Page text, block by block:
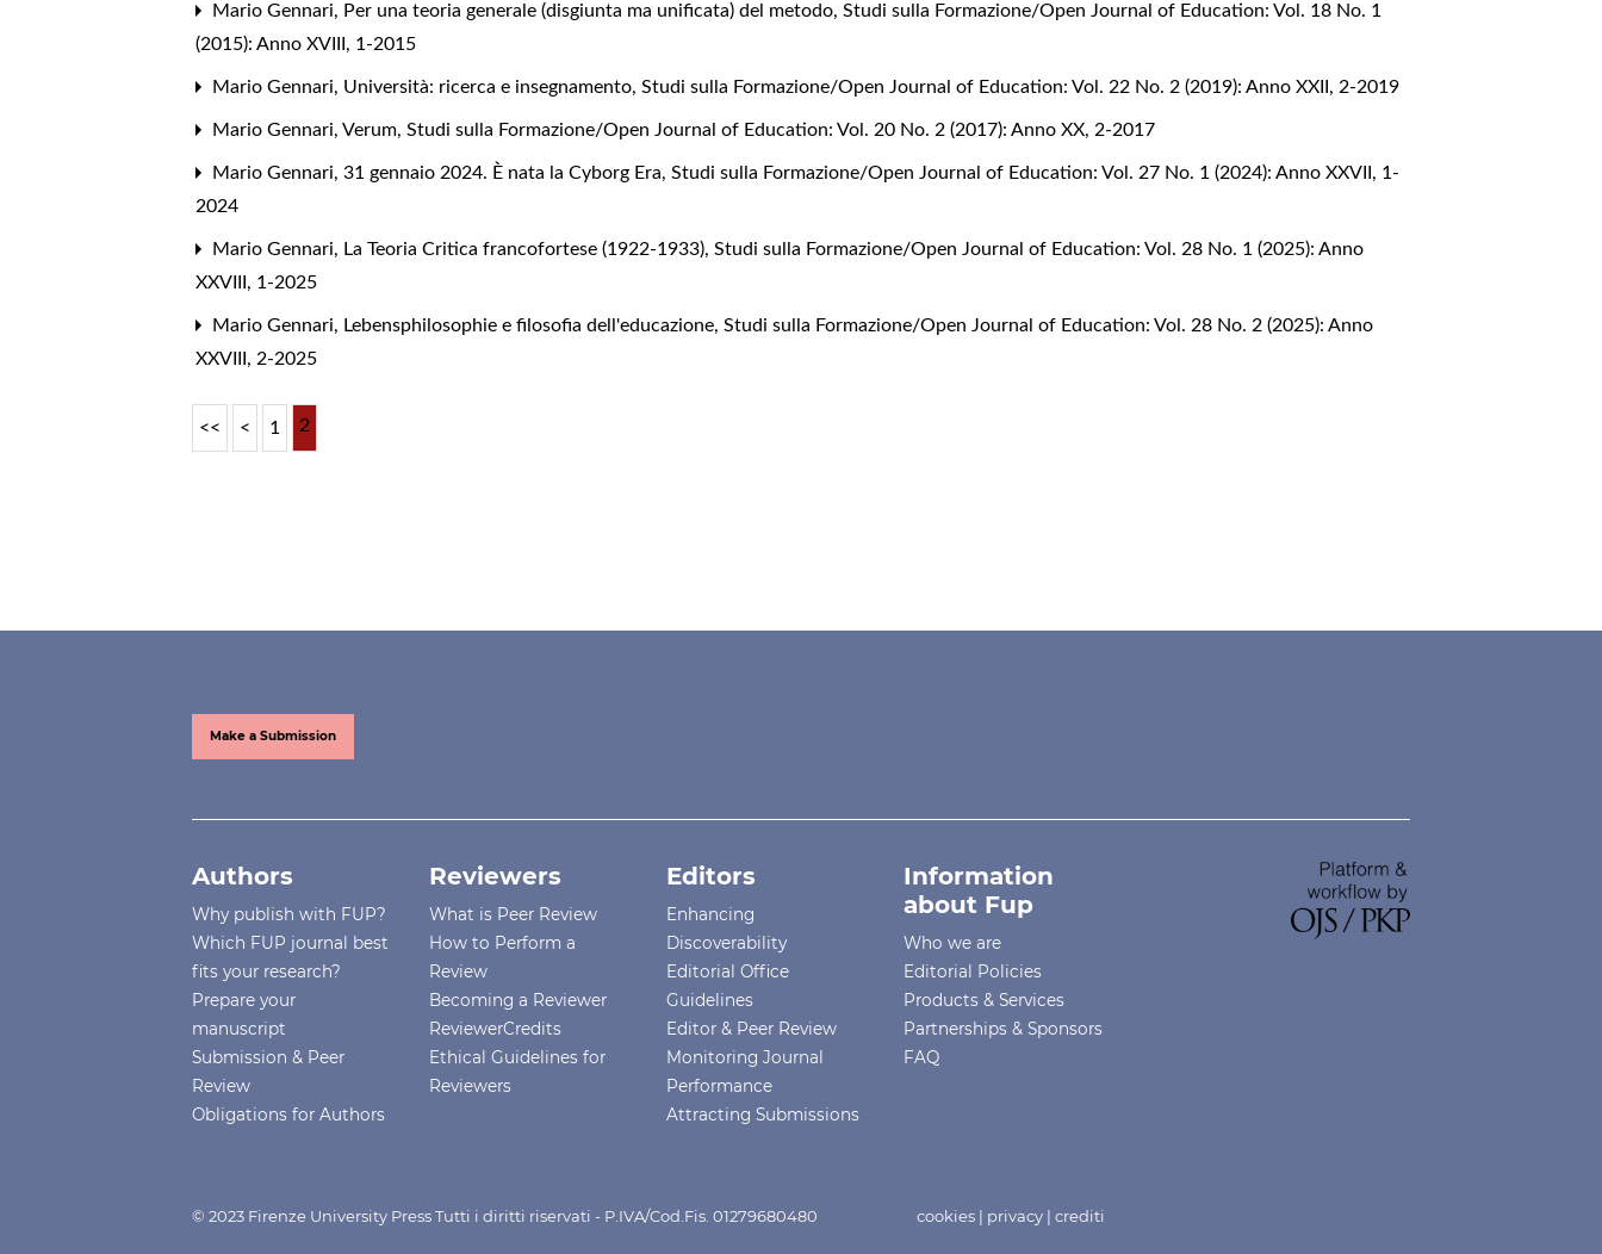
Mario Gennari, Per una teoria generale (disgiunta ma unificata) del metodo,Studi sulla Formazione/Open Journal of Education: Vol. 18 No. 1
(2015): Anno XVIII, 1-2015
Mario Gennari, Università: ricerca e insegnamento,Studi sulla Formazione/Open Journal of Education: Vol. 22 No. 2 (2019): Anno XXII, 2-2019
Mario Gennari,Verum,Studi sulla Formazione/Open Journal of Education: Vol. 20 No. 2 (2017): Anno XX, 2-2017
Mario Gennari,31 gennaio 2024. È nata la Cyborg Era,Studi sulla Formazione/Open Journal of Education: Vol. 27 No. 1 (2024): Anno XXVII, 1-
2024
Mario Gennari, La Teoria Critica francofortese (1922-1933),Studi sulla Formazione/Open Journal of Education: Vol. 28 No. 1 (2025): Anno
XXVIII, 1-2025
Mario Gennari, Lebensphilosophie e filosofia dell'educazione,Studi sulla Formazione/Open Journal of Education: Vol. 28 No. 2 (2025): Anno
XXVIII, 2-2025
<< < 1 2
Make a Submission
Authors
Why publish with FUP?
Which FUP journal best
fits your research?
Prepare your
manuscript
Submission & Peer
Review
Obligations for Authors
Reviewers
What is Peer Review
How to Perform a
Review
Becoming a Reviewer
ReviewerCredits
Ethical Guidelines for
Reviewers
Editors
Enhancing
Discoverability
Editorial Office
Guidelines
Editor & Peer Review
Monitoring Journal
Performance
Attracting Submissions
Information
about Fup
Who we are
Editorial Policies
Products & Services
Partnerships & Sponsors
FAQ
© 2023 Firenze University Press Tutti i diritti riservati - P.IVA/Cod.Fis. 01279680480 cookies | privacy |crediti